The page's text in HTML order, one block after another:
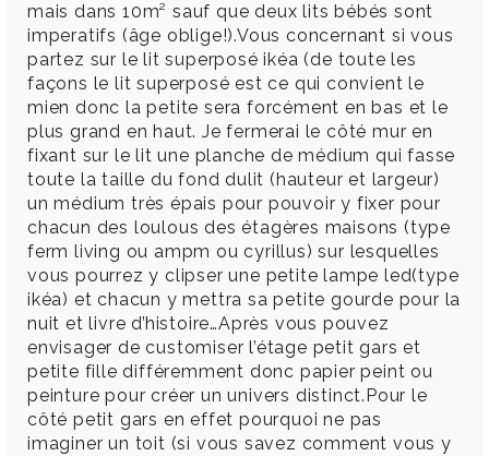
mais dans 10m² sauf que deux lits bébés sont
imperatifs (âge oblige!).Vous concernant si vous
partez sur le lit superposé ikéa (de toute les
façons le lit superposé est ce qui convient le
mien donc la petite sera forcément en bas et le
plus grand en haut. Je fermerai le côté mur en
fixant sur le lit une planche de médium qui fasse
toute la taille du fond dulit (hauteur et largeur)
un médium très épais pour pouvoir y fixer pour
chacun des loulous des étagères maisons (type
ferm living ou ampm ou cyrillus) sur lesquelles
vous pourrez y clipser une petite lampe led(type
ikéa) et chacun y mettra sa petite gourde pour la
nuit et livre d’histoire…Après vous pouvez
envisager de customiser l’étage petit gars et
petite fille différemment donc papier peint ou
peinture pour créer un univers distinct.Pour le
côté petit gars en effet pourquoi ne pas
imaginer un toit (si vous savez comment vous y